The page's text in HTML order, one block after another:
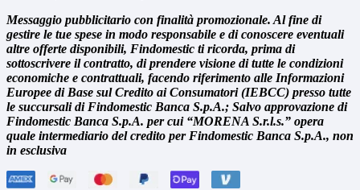
Messaggio pubblicitario con finalità promozionale. Al fine di
gestire le tue spese in modo responsabile e di conoscere eventuali
altre offerte disponibili, Findomestic ti ricorda, prima di
sottoscrivere il contratto, di prendere visione di tutte le condizioni
economiche e contrattuali, facendo riferimento alle Informazioni
Europee di Base sul Credito ai Consumatori (IEBCC) presso tutte
le succursali di Findomestic Banca S.p.A.; Salvo approvazione di
Findomestic Banca S.p.A. per cui “MORENA S.r.l.s.” opera
quale intermediario del credito per Findomestic Banca S.p.A., non
in esclusiva